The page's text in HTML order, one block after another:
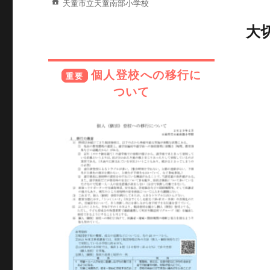
天童市立天童南部小学校
大
個人登校への移行に
ついて